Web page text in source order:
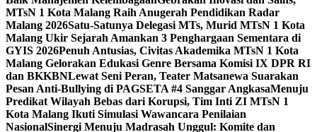
MTsN 1 Kota Malang Raih Anugerah Pendidikan Radar
Malang 2026Satu-Satunya Delegasi MTs, Murid MTsN 1 Kota
Malang Ukir Sejarah Amankan 3 Penghargaan Sementara di
GYIS 2026Penuh Antusias, Civitas Akademika MTsN 1 Kota
Malang Gelorakan Edukasi Genre Bersama Komisi IX DPR RI
dan BKKBNLewat Seni Peran, Teater Matsanewa Suarakan
Pesan Anti-Bullying di PAGSETA #4 Sanggar AngkasaMenuju
Predikat Wilayah Bebas dari Korupsi, Tim Inti ZI MTsN 1
Kota Malang Ikuti Simulasi Wawancara Penilaian
NasionalSinergi Menuju Madrasah Unggul: Komite dan